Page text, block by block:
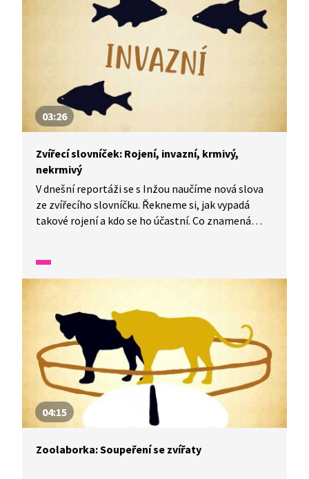
03:26
Zvířecí slovníček: Rojení, invazní, krmivý,
nekrmivý
V dnešní reportáži se s Inžou naučíme nová slova
ze zvířecího slovníčku. Řekneme si, jak vypadá
takové rojení a kdo se ho účastní. Co znamená
04:15
Zoolaborka: Soupeření se zvířaty